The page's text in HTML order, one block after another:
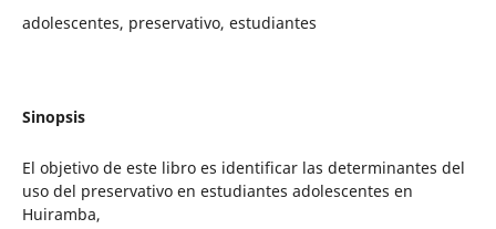
adolescentes, preservativo, estudiantes
Sinopsis
El objetivo de este libro es identificar las determinantes del
uso del preservativo en estudiantes adolescentes en
Huiramba,